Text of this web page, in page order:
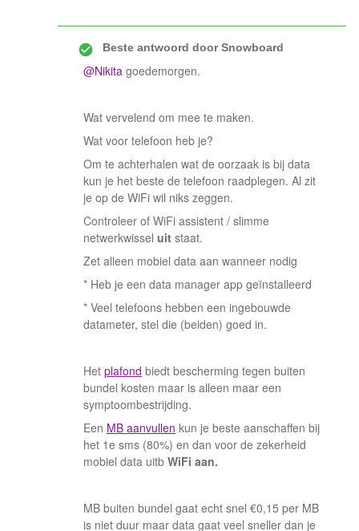
Beste antwoord doorSnowboard
@Nikita goedemorgen.
Wat vervelend om mee te maken.
Wat voor telefoon heb je?
Om te achterhalen wat de oorzaak is bij data
kun je het beste de telefoon raadplegen. Al zit
je op de WiFi wil niks zeggen.
Controleer of WiFi assistent / slimme
netwerkwissel uit staat.
Zet alleen mobiel data aan wanneer nodig
* Heb je een data manager app geïnstalleerd
* Veel telefoons hebben een ingebouwde
datameter, stel die (beiden) goed in.
Het plafond biedt bescherming tegen buiten
bundel kosten maar is alleen maar een
symptoombestrijding.
Een MB aanvullen kun je beste aanschaffen bij
het 1e sms (80%) en dan voor de zekerheid
mobiel data uitb WiFi aan.
MB buiten bundel gaat echt snel €0,15 per MB
is niet duur maar data gaat veel sneller dan je